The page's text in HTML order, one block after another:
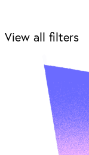
View all filters